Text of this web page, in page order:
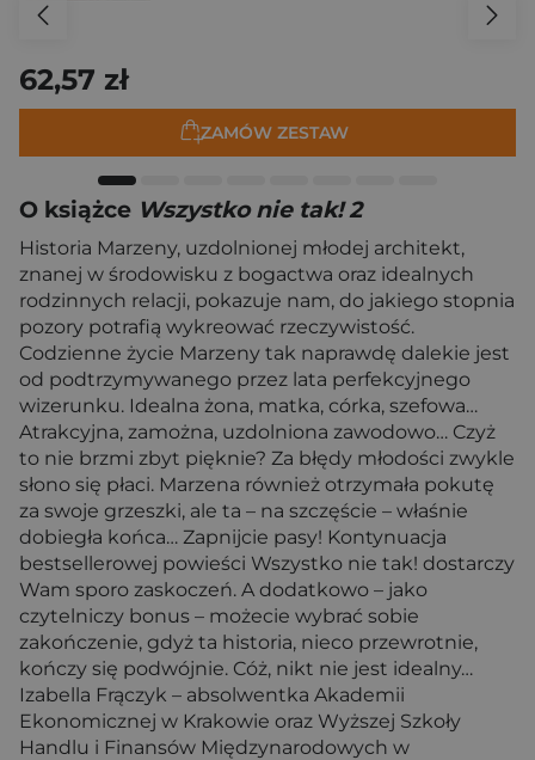
62,57 zł
ZAMÓW ZESTAW
O książce Wszystko nie tak! 2
Historia Marzeny, uzdolnionej młodej architekt,
znanej w środowisku z bogactwa oraz idealnych
rodzinnych relacji, pokazuje nam, do jakiego stopnia
pozory potrafią wykreować rzeczywistość.
Codzienne życie Marzeny tak naprawdę dalekie jest
od podtrzymywanego przez lata perfekcyjnego
wizerunku. Idealna żona, matka, córka, szefowa…
Atrakcyjna, zamożna, uzdolniona zawodowo… Czyż
to nie brzmi zbyt pięknie? Za błędy młodości zwykle
słono się płaci. Marzena również otrzymała pokutę
za swoje grzeszki, ale ta – na szczęście – właśnie
dobiegła końca… Zapnijcie pasy! Kontynuacja
bestsellerowej powieści Wszystko nie tak! dostarczy
Wam sporo zaskoczeń. A dodatkowo – jako
czytelniczy bonus – możecie wybrać sobie
zakończenie, gdyż ta historia, nieco przewrotnie,
kończy się podwójnie. Cóż, nikt nie jest idealny…
Izabella Frączyk – absolwentka Akademii
Ekonomicznej w Krakowie oraz Wyższej Szkoły
Handlu i Finansów Międzynarodowych w